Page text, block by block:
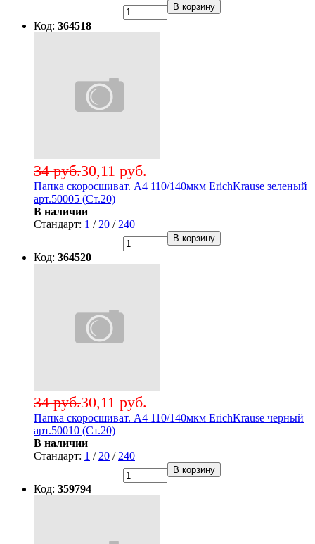
В корзину
Код: 364518
30,11 руб.
34 руб.
Папка скоросшиват. А4 110/140мкм ErichKrause зеленый
арт.50005 (Ст.20)
В наличии
Стандарт: 1 / 20 / 240
В корзину
Код: 364520
30,11 руб.
34 руб.
Папка скоросшиват. А4 110/140мкм ErichKrause черный
арт.50010 (Ст.20)
В наличии
Стандарт: 1 / 20 / 240
В корзину
Код: 359794